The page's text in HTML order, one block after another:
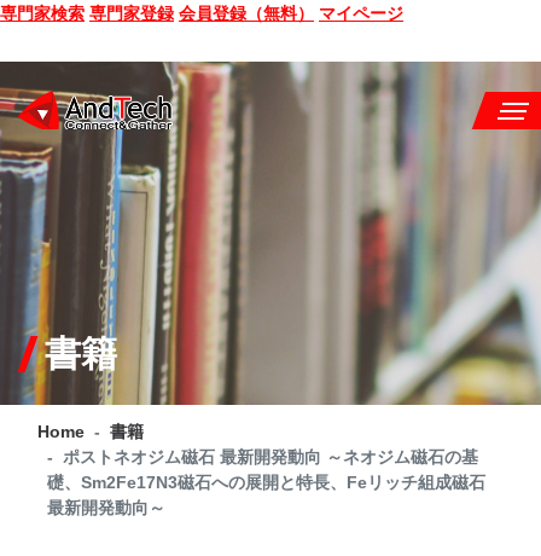
専門家検索 専門家登録 会員登録（無料） マイページ
SEMINAR
BOOK
CONSULTING
SERVICE
COMPANY
Q&A
SITE MAP
書籍
Home
書籍
ポストネオジム磁石 最新開発動向 ～ネオジム磁石の基
礎、Sm2Fe17N3磁石への展開と特長、Feリッチ組成磁石
最新開発動向～